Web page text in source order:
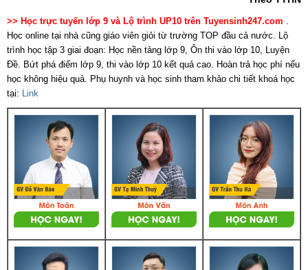
>> Học trực tuyến lớp 9 và Lộ trình UP10 trên Tuyensinh247.com
Học online tại nhà cũng giáo viên giỏi từ trường TOP đầu cả nước. Lộ
trình học tập 3 giai đoạn: Học nền tảng lớp 9, Ôn thi vào lớp 10, Luyện
Đề. Bứt phá điểm lớp 9, thi vào lớp 10 kết quả cao. Hoàn trả học phí nếu
học không hiệu quả. Phụ huynh và học sinh tham khảo chi tiết khoá học
tại: Link